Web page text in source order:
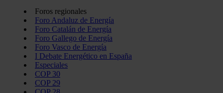
Foros regionales
Foro Andaluz de Energía
Foro Catalán de Energía
Foro Gallego de Energía
Foro Vasco de Energía
I Debate Energético en España
Especiales
COP 30
COP 29